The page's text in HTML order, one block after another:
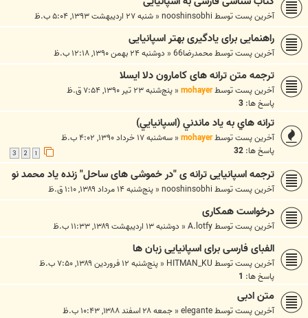
آخرین پست توسطnooshinsobhi
« شنبه ۲۷ اردیبهشت ۱۳۹۳, ۵:۰۴ ب.ظ
راهنمایی برای یادگیری بهتر اسپانیایی
آخرین پست توسطمحمدرضا66 « دوشنبه ۲۴ بهمن ۱۳۹۰, ۱۲:۱۸ ب.ظ
ترجمه متن ترانه های کامارون دلا ایسلا
آخرین پست توسطmohayer
« پنج‌شنبه ۲۳ تیر ۱۳۹۰, ۷:۵۴ ق.ظ
پاسخ ها: 3
ترانه هاي به ياد ماندني (اسپانيايي)
آخرین پست توسطmohayer
« سه‌شنبه ۱۷ خرداد ۱۳۹۰, ۴:۰۲ ب.ظ
پاسخ ها: 32
3
ترجمه اسپانیایی ترانه ی "در خموشی های ساحل" زنده یاد محمد نو
آخرین پست توسطnooshinsobhi
« پنج‌شنبه ۱۴ مرداد ۱۳۸۹, ۱:۱۰ ق.ظ
درخواست همکاری
آخرین پست توسطA.lotfy
« دوشنبه ۱۳ اردیبهشت ۱۳۸۹, ۱۱:۳۳ ب.ظ
الفبای فارسی برای اسپانیایی زبان ها
آخرین پست توسطHITMAN_KU
« پنج‌شنبه ۱۲ فروردین ۱۳۸۹, ۷:۵۰ ب.ظ
پاسخ ها: 1
متن ادبی
آخرین پست توسطelegante
« جمعه ۲۸ اسفند ۱۳۸۸, ۱۰:۴۳ ب.ظ